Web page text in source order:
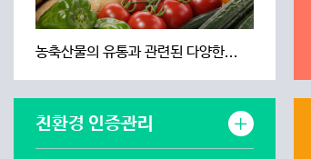
농축산물의 유통과 관련된 다양한...
친환경 인증관리